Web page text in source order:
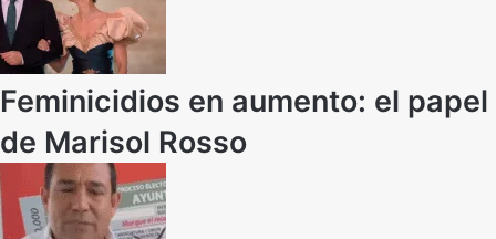
Feminicidios en aumento: el papel
de Marisol Rosso